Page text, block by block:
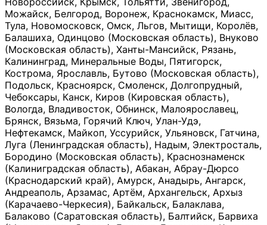
Можайск, Белгород, Воронеж, Краснокамск, Миасс,
Тула, Новомосковск, Омск, Льгов, Мытищи, Королёв,
Балашиха, Одинцово (Московская область), Внуково
(Московская область), Ханты-Мансийск, Рязань,
Калининград, Минеральные Воды, Пятигорск,
Кострома, Ярославль, Бутово (Московская область),
Подольск, Красноярск, Смоленск, Долгопрудный,
Чебоксары, Канск, Киров (Кировская область),
Вологда, Владивосток, Обнинск, Малоярославец,
Брянск, Вязьма, Горячий Ключ, Улан-Удэ,
Нефтекамск, Майкоп, Уссурийск, Ульяновск, Гатчина,
Луга (Ленинградская область), Надым, Электросталь,
Бородино (Московская область), Краснознаменск
(Калиниградская область), Абакан, Абрау-Дюрсо
(Краснодарский край), Амурск, Анадырь, Ангарск,
Андреаполь, Арзамас, Артём, Архангельск, Архыз
(Карачаево-Черкесия), Байкальск, Балаклава,
Балаково (Саратовская область), Балтийск, Барвиха